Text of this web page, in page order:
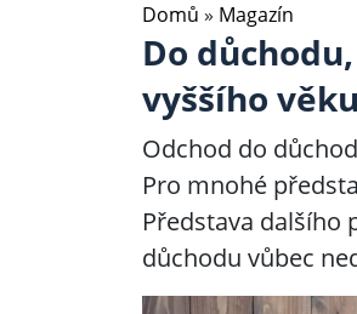
Domů » Magazín
Do
vyššího
Odchod do
Pro mnohé
Představa dalšího
důchodu vůbec